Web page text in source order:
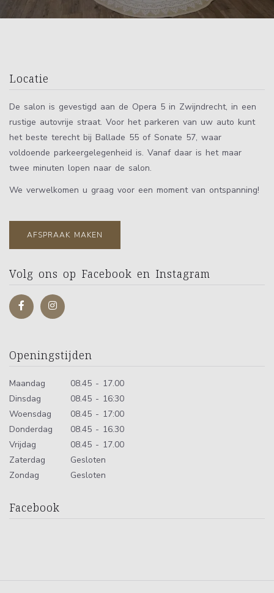
Locatie
De salon is gevestigd aan de Opera 5 in Zwijndrecht, in een
rustige autovrije straat. Voor het parkeren van uw auto kunt
het beste terecht bij Ballade 55 of Sonate 57, waar
voldoende parkeergelegenheid is. Vanaf daar is het maar
twee minuten lopen naar de salon.
We verwelkomen u graag voor een moment van ontspanning!
AFSPRAAK MAKEN
Volg ons op Facebook en Instagram
Openingstijden
Maandag
08.45 - 17.00
Dinsdag
08.45 - 16:30
Woensdag
08.45 - 17:00
Donderdag
08.45 - 16.30
Vrijdag
08.45 - 17.00
Zaterdag
Gesloten
Zondag
Gesloten
Facebook